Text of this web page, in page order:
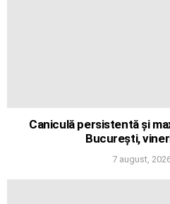
Caniculă persistentă și
București,
7 august,